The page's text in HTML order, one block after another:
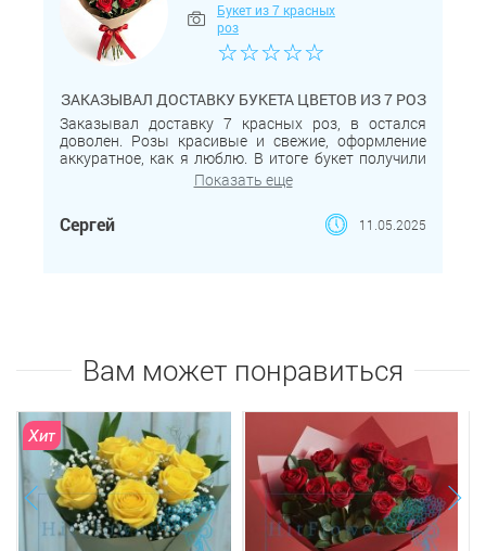
Букет из 7 красных
роз
☆☆☆☆☆
ЗАКАЗЫВАЛ ДОСТАВКУ БУКЕТА ЦВЕТОВ ИЗ 7 РОЗ
Заказывал доставку 7 красных роз, в остался
доволен. Розы красивые и свежие, оформление
аккуратное, как я люблю. В итоге букет получили
вовремя, маме очень понравилось. Спасибо
магазину за хороший сервис!
Показать еще
Сергей 11.05.2025
Вам может понравиться
prev next
Хит